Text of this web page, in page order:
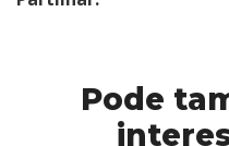
Pode